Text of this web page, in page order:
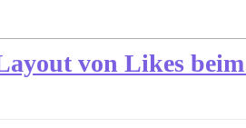
von Likes